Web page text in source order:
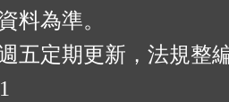
料為準。
五定期更新，法規整